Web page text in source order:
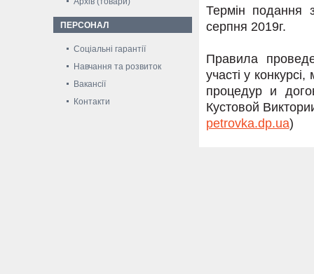
ПЕРСОНАЛ
Соціальні гарантії
Навчання та розвиток
Вакансії
Контакти
Термін подання
серпня 2019г.
Правила
участі у
процедур и
Кустовой
petrovka.dp.ua)